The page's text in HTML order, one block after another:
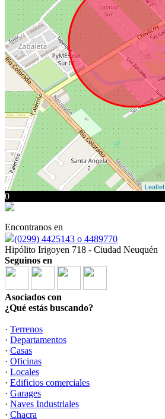
Leaflet
0
Encontranos en
(0299) 4425143 o 4489770
Hipólito Irigoyen 718 - Ciudad Neuquén
Seguinos en
Asociados con
¿Qué estás buscando?
· Terrenos
· Departamentos
· Casas
· Oficinas
· Locales
· Edificios comerciales
· Garages
· Naves Industriales
· Chacra